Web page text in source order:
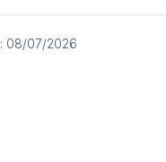
08/07/2026